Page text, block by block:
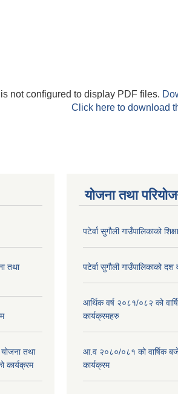
not configured to display PDF files.
Click here to download
तथा
तथा
कार्यक्रम
योजना तथा
पटेर्वा सुगौली गाउँपालिकाको
पटेर्वा सुगौली गाउँपालिकाको दश
आर्थिक वर्ष २०८१/०८२ को
कार्यक्रमहरु
आ.व २०८०/०८१ को वार्षिक
कार्यक्रम